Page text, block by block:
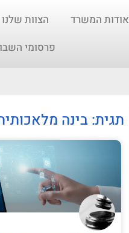
אודות המשרד הצוות שלנו
פרסומי
תגית: בינה